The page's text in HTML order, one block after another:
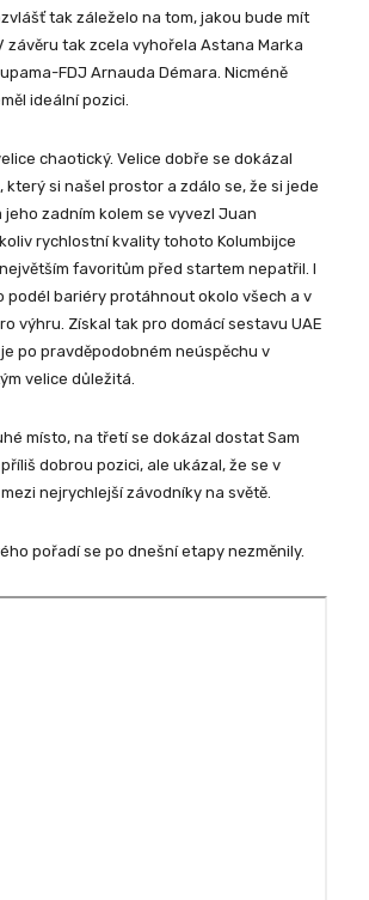
tak záleželo na tom, jakou bude mít
závěru tak zcela vyhořela Astana Marka
FDJ Arnauda Démara. Nicméně
ideální pozici.
chaotický. Velice dobře se dokázal
který si našel prostor a zdálo se, že si jede
jeho zadním kolem se vyvezl Juan
rychlostní kvality tohoto Kolumbijce
favoritům před startem nepatřil. I
podél bariéry protáhnout okolo všech a v
výhru. Získal tak pro domácí sestavu UAE
po pravděpodobném neúspěchu v
velice důležitá.
místo, na třetí se dokázal dostat Sam
dobrou pozici, ale ukázal, že se v
nejrychlejší závodníky na světě.
pořadí se po dnešní etapy nezměnily.